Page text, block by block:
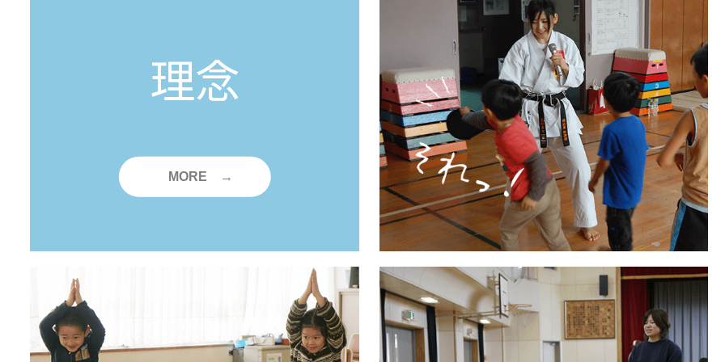
理念
MORE →